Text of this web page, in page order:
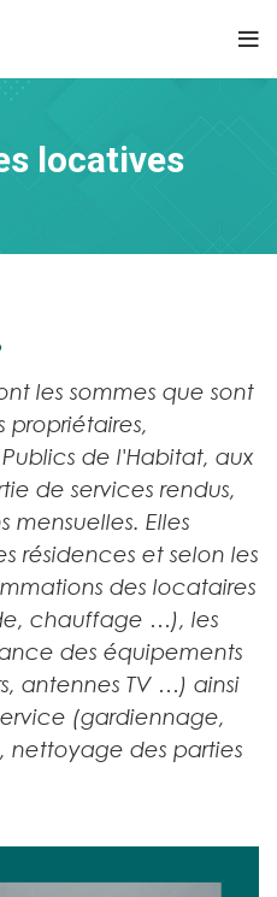
locatives
les sommes que sont
propriétaires,
de l'Habitat, aux
de services rendus,
mensuelles. Elles
résidences et selon les
des locataires
chauffage …), les
des équipements
antennes TV …) ainsi
(gardiennage,
nettoyage des parties